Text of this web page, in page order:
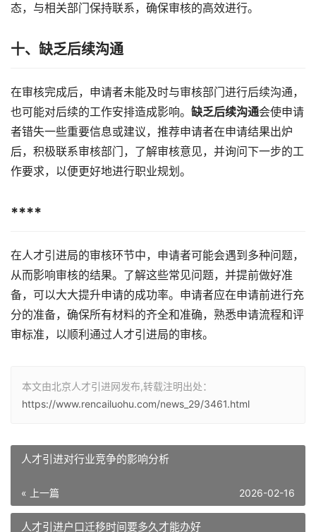
态，与相关部门保持联系，确保审核的高效进行。
十、缺乏后续沟通
在审核完成后，申请者未能及时与审核部门进行后续沟通，
也可能对后续的工作安排造成影响。 缺乏后续沟通会使申请
者错失一些重要信息或建议，推荐申请者在申请结果出炉
后，积极联系审核部门，了解审核意见，并询问下一步的工
作要求，以便更好地进行职业规划。
****
在人才引进局的审核环节中，申请者可能会遇到多种问题，
从而影响审核的结果。了解这些常见问题，并提前做好准
备，可以大大提升申请的成功率。申请者应在申请前进行充
分的准备，确保所有材料的齐全和准确，熟悉申请流程和评
审标准，以顺利通过人才引进局的审核。
本文由北京人才引进网发布,转载注明出处：
https://www.rencailuohu.com/news_29/3461.html
人才引进对行业竞争的影响分析
« 上一篇 2026-02-16
人才引进户口迁移时间要多久才能办好